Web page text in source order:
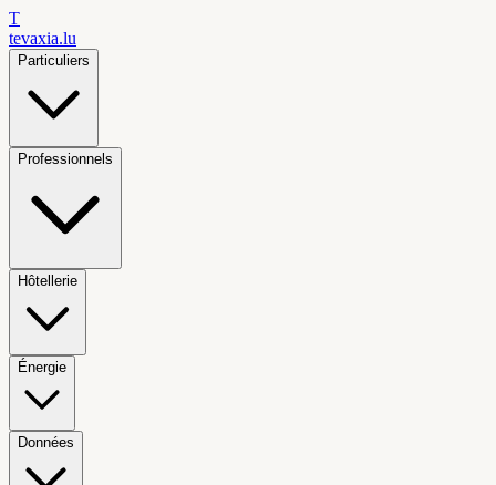
T
tevaxia.lu
Particuliers
Professionnels
Hôtellerie
Énergie
Données